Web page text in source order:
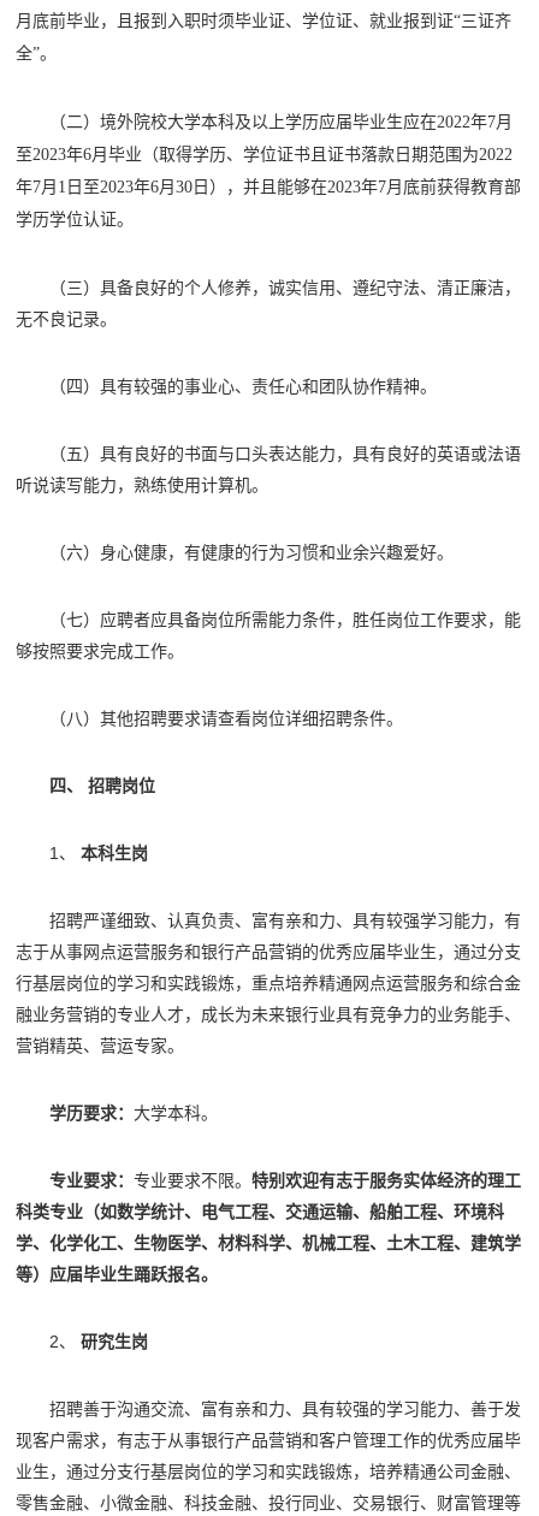
月底前毕业，且报到入职时须毕业证、学位证、就业报到证“三证齐
全”。
（二）境外院校大学本科及以上学历应届毕业生应在2022年7月
至2023年6月毕业（取得学历、学位证书且证书落款日期范围为2022
年7月1日至2023年6月30日），并且能够在2023年7月底前获得教育部
学历学位认证。
（三）具备良好的个人修养，诚实信用、遵纪守法、清正廉洁，
无不良记录。
（四）具有较强的事业心、责任心和团队协作精神。
（五）具有良好的书面与口头表达能力，具有良好的英语或法语
听说读写能力，熟练使用计算机。
（六）身心健康，有健康的行为习惯和业余兴趣爱好。
（七）应聘者应具备岗位所需能力条件，胜任岗位工作要求，能
够按照要求完成工作。
（八）其他招聘要求请查看岗位详细招聘条件。
四、 招聘岗位
1、本科生岗
招聘严谨细致、认真负责、富有亲和力、具有较强学习能力，有
志于从事网点运营服务和银行产品营销的优秀应届毕业生，通过分支
行基层岗位的学习和实践锻炼，重点培养精通网点运营服务和综合金
融业务营销的专业人才，成长为未来银行业具有竞争力的业务能手、
营销精英、营运专家。
学历要求：大学本科。
专业要求：专业要求不限。特别欢迎有志于服务实体经济的理工
科类专业（如数学统计、电气工程、交通运输、船舶工程、环境科
学、化学化工、生物医学、材料科学、机械工程、土木工程、建筑学
等）应届毕业生踊跃报名。
2、研究生岗
招聘善于沟通交流、富有亲和力、具有较强的学习能力、善于发
现客户需求，有志于从事银行产品营销和客户管理工作的优秀应届毕
业生，通过分支行基层岗位的学习和实践锻炼，培养精通公司金融、
零售金融、小微金融、科技金融、投行同业、交易银行、财富管理等